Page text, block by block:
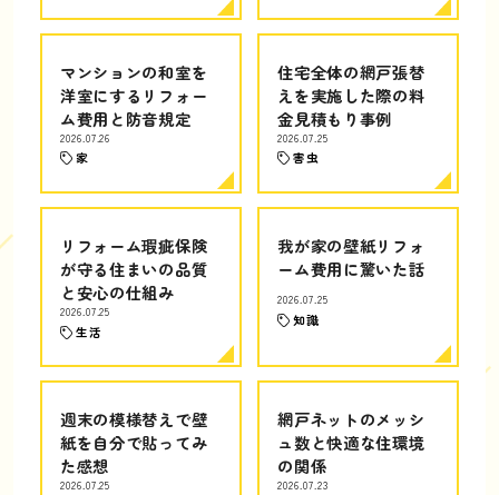
マンションの和室を
洋室にするリフォー
ム費用と防音規定
2026.07.26
家
住宅全体の網戸張替
えを実施した際の料
金見積もり事例
2026.07.25
害虫
リフォーム瑕疵保険
が守る住まいの品質
と安心の仕組み
2026.07.25
生活
我が家の壁紙リフォ
ーム費用に驚いた話
2026.07.25
知識
週末の模様替えで壁
紙を自分で貼ってみ
た感想
2026.07.25
網戸ネットのメッシ
ュ数と快適な住環境
の関係
2026.07.23